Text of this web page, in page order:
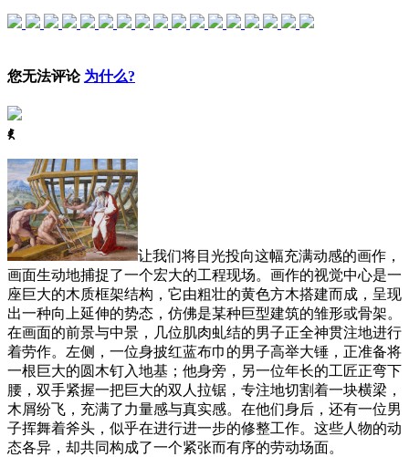
您无法评论 为什么?
ꈅ
让我们将目光投向这幅充满动感的画作，
画面生动地捕捉了一个宏大的工程现场。画作的视觉中心是一
座巨大的木质框架结构，它由粗壮的黄色方木搭建而成，呈现
出一种向上延伸的势态，仿佛是某种巨型建筑的雏形或骨架。
在画面的前景与中景，几位肌肉虬结的男子正全神贯注地进行
着劳作。左侧，一位身披红蓝布巾的男子高举大锤，正准备将
一根巨大的圆木钉入地基；他身旁，另一位年长的工匠正弯下
腰，双手紧握一把巨大的双人拉锯，专注地切割着一块横梁，
木屑纷飞，充满了力量感与真实感。在他们身后，还有一位男
子挥舞着斧头，似乎在进行进一步的修整工作。这些人物的动
态各异，却共同构成了一个紧张而有序的劳动场面。